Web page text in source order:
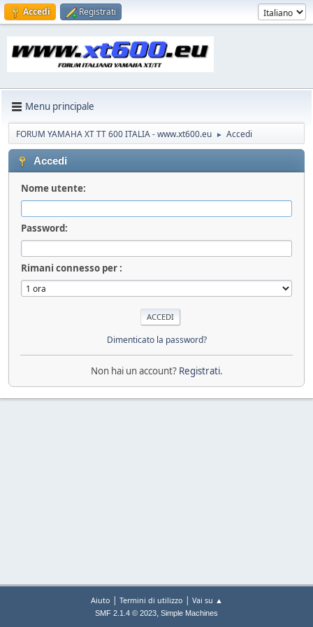
Accedi Registrati
Menu principale
FORUM YAMAHA XT TT 600 ITALIA - www.xt600.eu ► Accedi
Accedi
Nome utente:
Password:
Rimani connesso per :
Dimenticato la password?
Non hai un account? Registrati.
Aiuto | Termini di utilizzo | Vai su ▲
SMF 2.1.4 © 2023, Simple Machines